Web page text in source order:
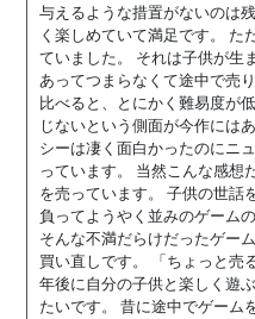
与えるような措置がないのは
く楽しめていて満足です。 た
ていました。 それは子供が生
あってつまらなくて途中で売
比べると、とにかく難易度が
じないという側面が今作には
シーは凄く面白かったのにニ
っています。 当然こんな感想
を売っています。 子供の世話
負ってようやく並みのゲーム
そんな不満だらけだったゲー
買い直しです。 「ちょっと売
年後に自分の子供と楽しく遊
たいです。 昔に途中でゲーム